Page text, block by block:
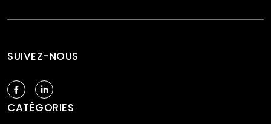
SUIVEZ-NOUS
CATÉGORIES